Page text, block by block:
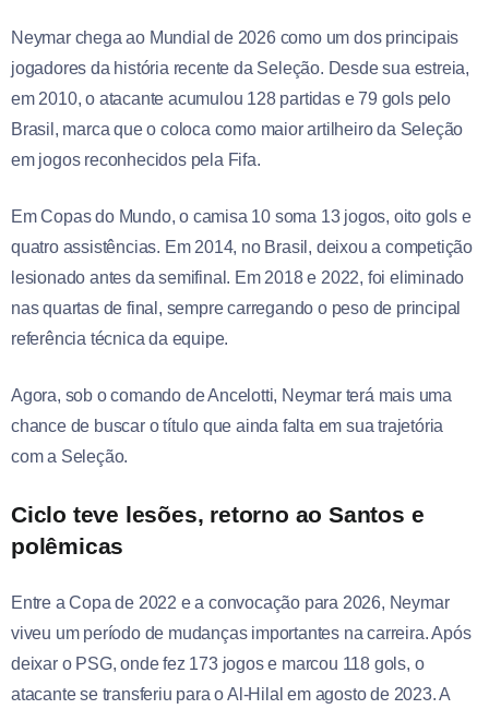
Neymar chega ao Mundial de 2026 como um dos principais
jogadores da história recente da Seleção. Desde sua estreia,
em 2010, o atacante acumulou 128 partidas e 79 gols pelo
Brasil, marca que o coloca como maior artilheiro da Seleção
em jogos reconhecidos pela Fifa.
Em Copas do Mundo, o camisa 10 soma 13 jogos, oito gols e
quatro assistências. Em 2014, no Brasil, deixou a competição
lesionado antes da semifinal. Em 2018 e 2022, foi eliminado
nas quartas de final, sempre carregando o peso de principal
referência técnica da equipe.
Agora, sob o comando de Ancelotti, Neymar terá mais uma
chance de buscar o título que ainda falta em sua trajetória
com a Seleção.
Ciclo teve lesões, retorno ao Santos e
polêmicas
Entre a Copa de 2022 e a convocação para 2026, Neymar
viveu um período de mudanças importantes na carreira. Após
deixar o PSG, onde fez 173 jogos e marcou 118 gols, o
atacante se transferiu para o Al-Hilal em agosto de 2023. A